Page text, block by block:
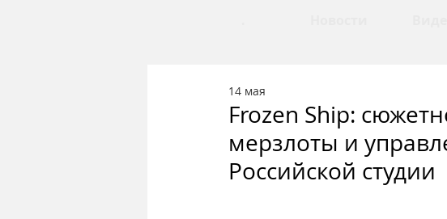
Frozen Ship:
мерзлоты и
Российской студии
14 мая